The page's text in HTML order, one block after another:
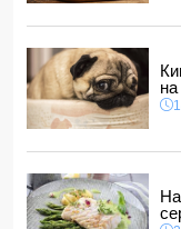
В Азербайджане
12:40, 07.08.2026